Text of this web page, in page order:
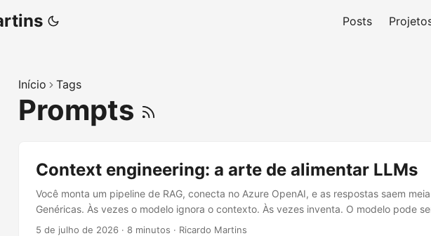
Posts
Início Tags
Prompts
Context engineering: a arte de alimentar LLMs
Você monta um pipeline de RAG, conecta no Azure OpenAI, e as respostas saem
Genéricas. Às vezes o modelo ignora o contexto. Às vezes inventa. O modelo pode
forma como você monta o input pesa muito no resultado. Context engineering é a
5 de julho de 2026 · 8 minutos · Ricardo Martins